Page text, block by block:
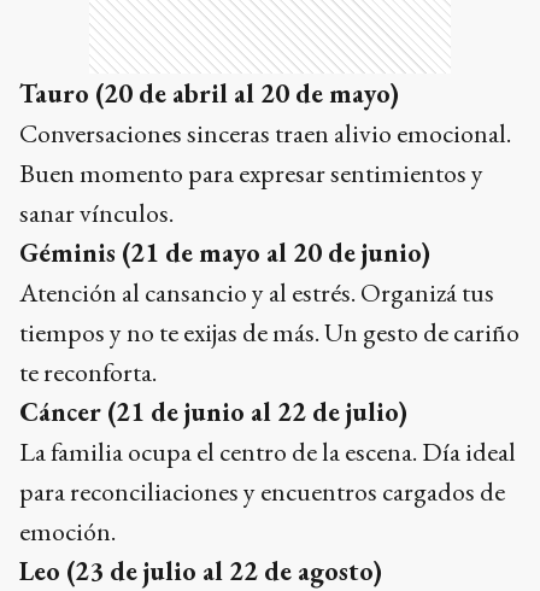
Tauro (20 de abril al 20 de mayo)
Conversaciones sinceras traen alivio emocional.
Buen momento para expresar sentimientos y
sanar vínculos.
Géminis (21 de mayo al 20 de junio)
Atención al cansancio y al estrés. Organizá tus
tiempos y no te exijas de más. Un gesto de cariño
te reconforta.
Cáncer (21 de junio al 22 de julio)
La familia ocupa el centro de la escena. Día ideal
para reconciliaciones y encuentros cargados de
emoción.
Leo (23 de julio al 22 de agosto)